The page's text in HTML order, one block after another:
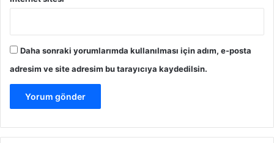
Daha sonraki yorumlarımda kullanılması için adım, e-posta
adresim ve site adresim bu tarayıcıya kaydedilsin.